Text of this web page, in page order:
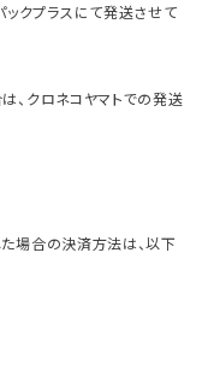
ックプラスにて発送させて
、クロネコヤマトでの発送
場合の決済方法は、以下